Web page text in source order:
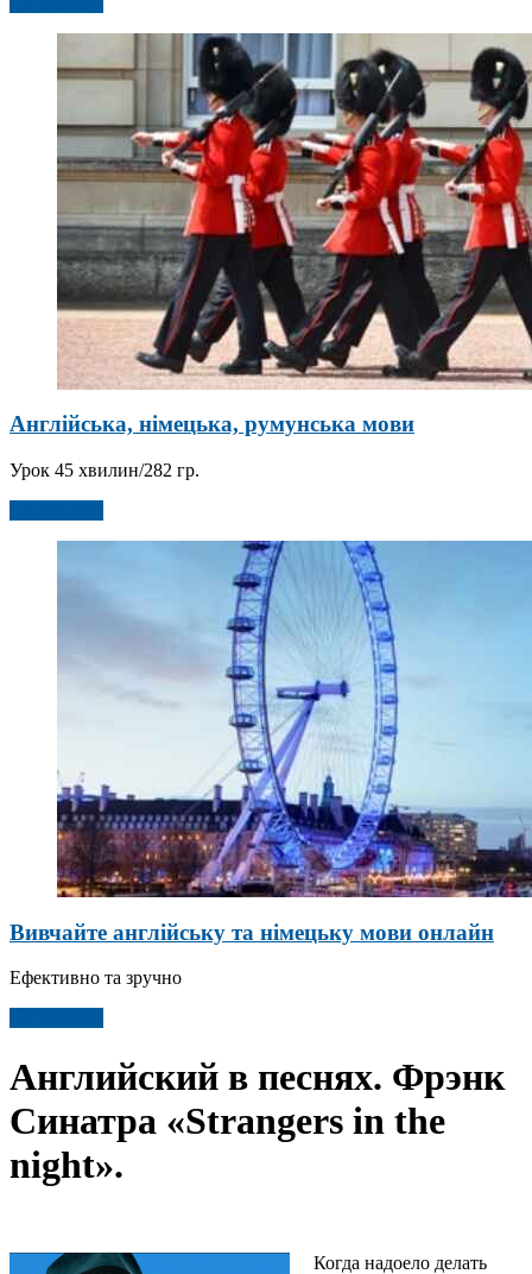
Англійська, німецька, румунська мови
Урок 45 хвилин/282 гр.
Вивчайте англійську та німецьку мови онлайн
Ефективно та зручно
Английский в песнях. Фрэнк
Синатра «Strangers in the
night».
Когда надоело делать